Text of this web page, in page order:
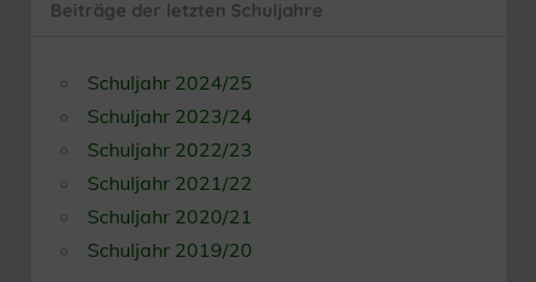
Beiträge der letzten Schuljahre
Schuljahr 2024/25
Schuljahr 2023/24
Schuljahr 2022/23
Schuljahr 2021/22
Schuljahr 2020/21
Schuljahr 2019/20